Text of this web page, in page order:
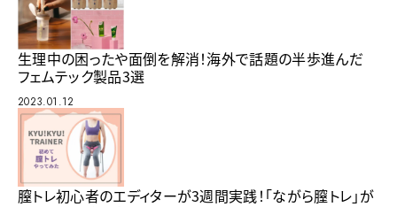
生理中の困ったや面倒を解消！海外で話題の半歩進んだ
フェムテック製品3選
2023.01.12
膣トレ初心者のエディターが3週間実践！「ながら膣トレ」が